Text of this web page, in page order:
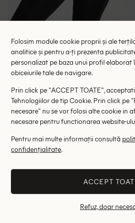
Colanti Flounce London, negru
58.00 lei 89.00 lei
RRP: 149.00 lei
32
Altii au fost
- 61%
Folosim module cookie proprii și ale
analitice și pentru a-ți prezenta
personalizat pe baza unui profil
obiceiurile tale de navigare.
Prin click pe "ACCEPT TOATE",
Tehnologiilor de tip Cookie. Prin click pe
necesare" nu se vor folosi alte cookie in
necesare pentru functionarea website-
Pentru mai multe informații consultă
confidențialitate.
ACCEPT
Refuz, doar